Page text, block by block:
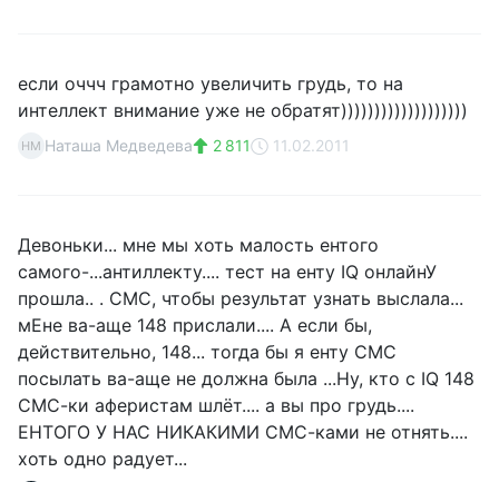
если оччч грамотно увеличить грудь, то на
интеллект внимание уже не обратят)))))))))))))))))))
НМ Наташа Медведева 2 811 11.02.2011
Девоньки... мне мы хоть малость ентого
самого-...антиллекту.... тест на енту IQ онлайнУ
прошла.. . СМС, чтобы результат узнать выслала...
мЕне ва-аще 148 прислали.... А если бы,
действительно, 148... тогда бы я енту СМС
посылать ва-аще не должна была ...Ну, кто с IQ 148
СМС-ки аферистам шлёт.... а вы про грудь....
ЕНТОГО У НАС НИКАКИМИ СМС-ками не отнять....
хоть одно радует...